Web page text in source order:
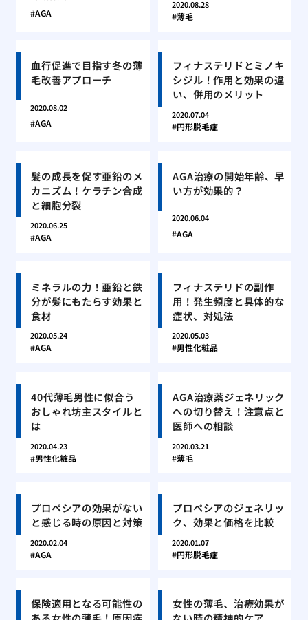
AGA
2020.08.28
薄毛
血行促進で目指す冬の薄
毛改善アプローチ
2020.08.02
AGA
フィナステリドとミノキ
シジル！作用と効果の違
い、併用のメリット
2020.07.04
円形脱毛症
髪の成長を促す亜鉛のメ
カニズム！ケラチン合成
と細胞分裂
2020.06.25
AGA
AGA治療の開始年齢、早
い方が効果的？
2020.06.04
AGA
ミネラルの力！亜鉛と鉄
分が髪にもたらす効果と
食材
2020.05.24
AGA
フィナステリドの副作
用！発生頻度と具体的な
症状、対処法
2020.05.03
男性化粧品
40代薄毛男性に似合う
おしゃれ坊主スタイルと
は
2020.04.23
男性化粧品
AGA治療薬ジェネリック
への切り替え！注意点と
医師への相談
2020.03.21
薄毛
プロペシアの効果がない
と感じる時の原因と対策
2020.02.04
AGA
プロペシアのジェネリッ
ク、効果と価格を比較
2020.01.07
円形脱毛症
保険適用となる可能性の
女性の薄毛、治療効果が